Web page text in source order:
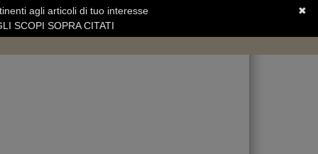
SERVIZIO CLIENTI +39.0773.470.562 ✖
agli articoli di tuo interesse
SCOPI SOPRA CITATI